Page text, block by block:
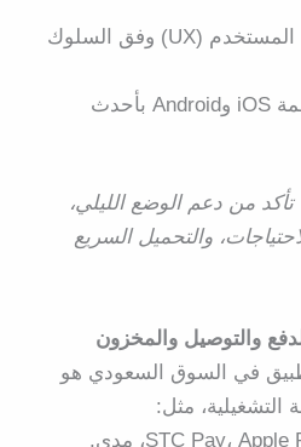
دعم كامل لتجربة المستخدم (UX) وفق السلوك
توافق تام مع أنظمة iOS وAndroid بأحدث
من دعم الوضع الليلي،
والتحميل السريع
والتوصيل والمخزون
في السوق السعودي هو
التشغيلية، مثل: